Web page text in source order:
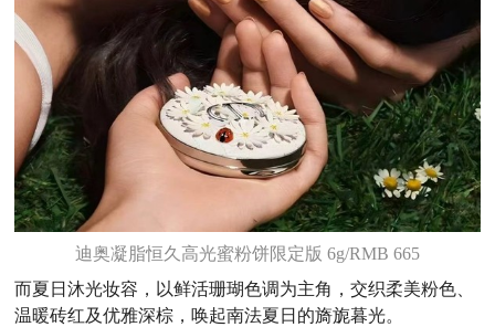
迪奥凝脂恒久高光蜜粉饼限定版 6g/RMB 665
而夏日沐光妆容，以鲜活珊瑚色调为主角，交织柔美粉色、
温暖砖红及优雅深棕，唤起南法夏日的旖旎暮光。